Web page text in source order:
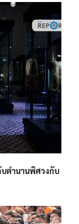
ตำนานพิศวงกับ